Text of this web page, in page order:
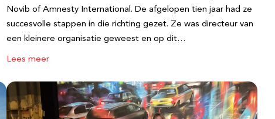
Novib of Amnesty International. De afgelopen tien jaar had ze
succesvolle stappen in die richting gezet. Ze was directeur van
een kleinere organisatie geweest en op dit…
Lees meer